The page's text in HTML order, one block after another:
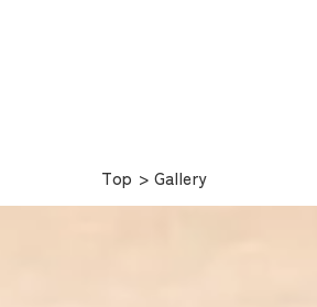
Top > Gallery